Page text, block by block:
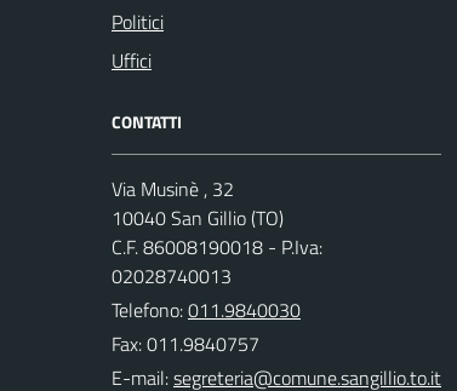
Politici
Uffici
CONTATTI
Via Musinè , 32
10040 San Gillio (TO)
C.F. 86008190018 - P.Iva:
02028740013
Telefono:011.9840030
Fax: 011.9840757
E-mail: